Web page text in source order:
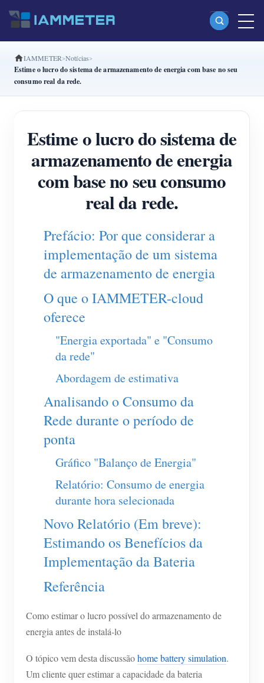
Produtos
Fase dividida Medidor de energia Wi-Fi (WEM2067)
Trifásico Medidor de energia Wi-Fi (WEM3080T)
Trifásico Medidor de energia Wi-Fi (WEM3046T)
Trifásico Medidor de energia Wi-Fi (WEM3050T)
Controlador de potência WiFi
Serviço de hospedagem própria
Carregador EV
IAMMETER Simulator
Medidor virtual
Sistema de previsão e simulação de energia
Aplicações
Monitor de energia do sistema solar fotovoltaico
Monitor de consumo de eletricidade
Sistema de controle de aquecedor FV
Recursos
Início rápido do produto
Documento
Vídeo tutorial
FAQ
Notícias
Blog
Comunidade
Programa de contribuidores
Centro de contribuidores
Atividades IAMMETER
Fórum
App Loja
Soluções
Contato
IAMMETER Notícias
Estime o lucro do sistema de armazenamento de energia com base no seu
consumo real da rede.
Estime o lucro do sistema de
armazenamento de energia
com base no seu consumo
real da rede.
Prefácio: Por que considerar a
implementação de um sistema
de armazenamento de energia
O que o IAMMETER-cloud
oferece
"Energia exportada" e "Consumo
da rede"
Abordagem de estimativa
Analisando o Consumo da
Rede durante o período de
ponta
Gráfico "Balanço de Energia"
Relatório: Consumo de energia
durante hora selecionada
Novo Relatório (Em breve):
Estimando os Benefícios da
Implementação da Bateria
Referência
Como estimar o lucro possível do armazenamento de
energia antes de instalá-lo
O tópico vem desta discussãohome battery simulation.
Um cliente quer estimar a capacidade da bateria